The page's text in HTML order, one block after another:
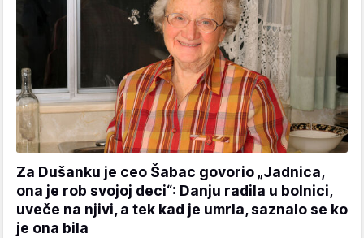
Za Dušanku je ceo Šabac govorio „Jadnica,
ona je rob svojoj deci“: Danju radila u bolnici,
uveče na njivi, a tek kad je umrla, saznalo se ko
je ona bila